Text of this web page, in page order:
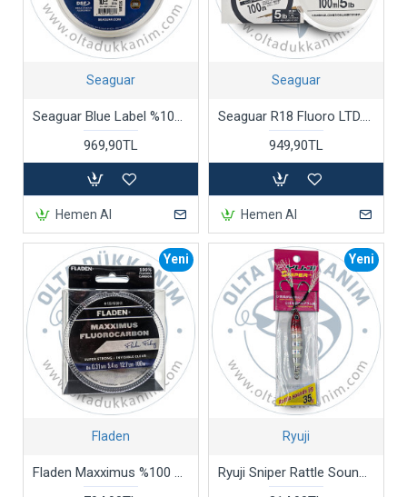
Seaguar
Seaguar Blue Label %100 Fluorocarbon Misina
969,90TL
Hemen Al
Seaguar
Seaguar R18 Fluoro LTD. %100 Fluorocarbon Misina
949,90TL
Hemen Al
Yeni
Fladen
Fladen Maxximus %100 Fluorocarbon Misina
Yeni
Ryuji
Ryuji Sniper Rattle Sounds Jig 35 Gr Zebra Glow